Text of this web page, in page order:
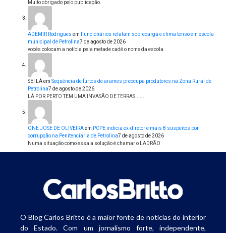
Muito obrigado pelo publicação.
ADEMIR Rodrigues em Funcionários relatam sobrecarga e clima tenso em escola
municipal de Petrolina7 de agosto de 2026
vocês colocam a notícia pela metade cadê o nome da escola
SEI LÁem Sequência de furtos de arames preocupa produtores na Zona Rural de
Petrolina7 de agosto de 2026
LÁ POR PERTO TEM UMA INVASÃO DE TERRAS......
ONE JOSE DE OLIVEIRAem PCPE indicia ex-diretor e mais 8 suspeitos por
corrupção na Penitenciária de Petrolina7 de agosto de 2026
Numa situação como essa a solução é chamar o LADRÃO
O Blog Carlos Britto é a maior fonte de notícias do interior
do Estado. Com um jornalismo forte, independente,